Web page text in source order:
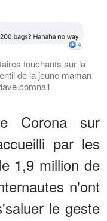
touchants sur la
de la jeune maman
Corona sur
par les
1,9 million de
n'ont
le geste